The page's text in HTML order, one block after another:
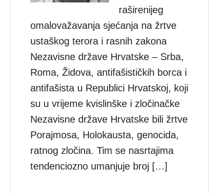
raširenijeg
omalovažavanja sjećanja na žrtve
ustaškog terora i rasnih zakona
Nezavisne države Hrvatske – Srba,
Roma, Židova, antifašističkih borca i
antifašista u Republici Hrvatskoj, koji
su u vrijeme kvislinške i zločinačke
Nezavisne države Hrvatske bili žrtve
Porajmosa, Holokausta, genocida,
ratnog zločina. Tim se nasrtajima
tendenciozno umanjuje broj […]